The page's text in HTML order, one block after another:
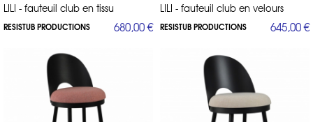
LILI - fauteuil club en tissu
RESISTUB PRODUCTIONS 680,00 €
LILI - fauteuil club en velours
RESISTUB PRODUCTIONS 645,00 €